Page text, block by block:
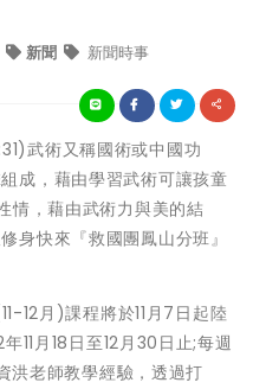
新聞 新聞時事
武術又稱國術或中國功
成，藉由學習武術可讓孩童
情，藉由武術力與美的結
身快來『救國團鳳山分班』
12月)課程將於11月7日起陸
11月18日至12月30日止;每週
老師教學經驗，透過打